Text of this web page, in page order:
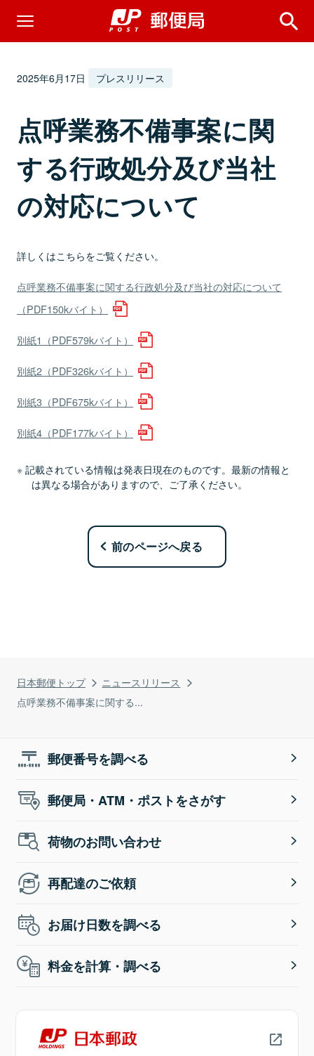
日本郵便トップ
ニュースリリース
点呼業務不備事案に関する...
2025年6月17日 プレスリリース
点呼業務不備事案に関
する行政処分及び当社
の対応について
詳しくはこちらをご覧ください。
点呼業務不備事案に関する行政処分及び当社の対応について
（PDF150kバイト）
別紙1（PDF579kバイト）
別紙2（PDF326kバイト）
別紙3（PDF675kバイト）
別紙4（PDF177kバイト）
記載されている情報は発表日現在のものです。最新の情報と
は異なる場合がありますので、ご了承ください。
前のページへ戻る
郵便番号を調べる
郵便局・ATM・ポストをさがす
荷物のお問い合わせ
再配達のご依頼
お届け日数を調べる
料金を計算・調べる